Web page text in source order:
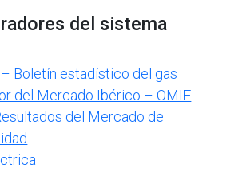
del sistema
– Boletín estadístico del gas
del Mercado Ibérico – OMIE
del Mercado de